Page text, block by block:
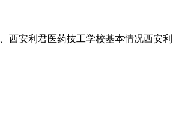
西安利君医药技工学校基本情况西安利